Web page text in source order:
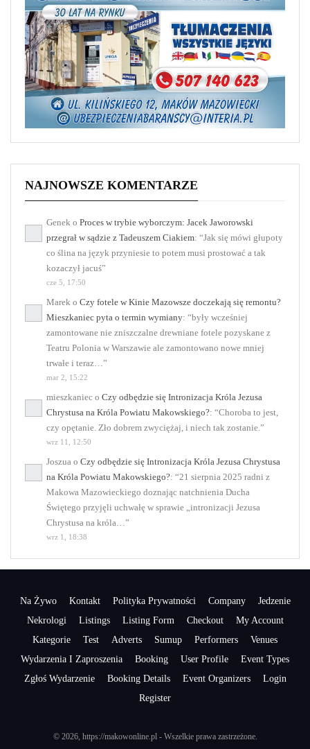
NAJNOWSZE KOMENTARZE
Genek o Proces w trybie wyborczym: Jacek Jaworowski
przegrał w sądzie z Tadeuszem Ciakiem: “Jak się mówi głupoty
co ślina na język przyniesie to potem musi prostować a tak
kozaczył jacuś”
cze 5, 17:50
Marek o Czy fotele w Kinie Mazowsze doczekają się remontu?
Mieszkaniec pyta o termin wymiany: “były wcześniej
zamontowane nie zniszczalne drewniane fotele pozyskane z
Teatru Polonia w Warszawie ale zamontowano nowe mniej
trwałe i teraz… ”
mar 2, 15:22
mieszkaniec o Czy odbędzie się Intronizacja Króla Jezusa
Chrystusa na Króla Powiatu Makowskiego?: “Choroba to jest,
czy opętanie. Zło dobrem zwyciężaj, i niech tak zostanie. ”
wrz 11, 12:50
Joszua o Czy odbędzie się Intronizacja Króla Jezusa Chrystusa
na Króla Powiatu Makowskiego?: “21 sierpnia 2025 radni z
Makowa Mazowieckiego doznając natchnienia Ducha
Świętego przyjęli uchwałę w sprawie „intronizacji Jezusa
Chrystusa na króla… ”
wrz 1, 18:38
Na Żywo Kontakt Polityka Prywatności Company
Jedzenie
Nekrologi
Listings Listing Form Checkout
My Account
Kategorie
Test Adverts Sumup Performers
Venues
Wydarzenia I Zaproszenia
Booking User Profile
Event Types
Zgłoś Wydarzenie
Booking Details Event Organizers
Login
Register
© 2026, https://makowonline.pl - Wszelkie prawa zastrzeżone.